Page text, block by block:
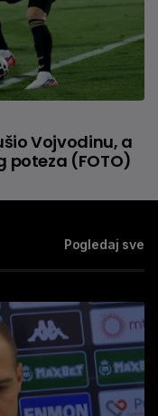
Vojvodinu, a
poteza (FOTO)
Pogledaj sve